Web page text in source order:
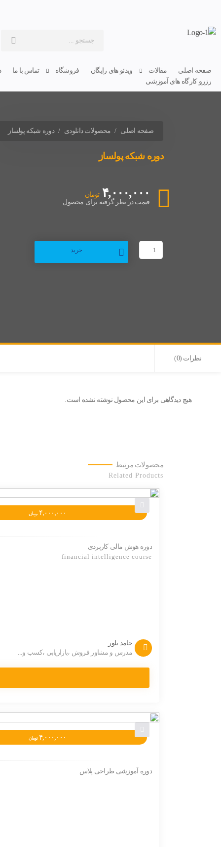
صفحه اصلی مقالات ویدئو های رایگان فروشگاه تماس با ما
رزرو کارگاه های آموزشی
صفحه اصلی محصولات دانلودی دوره شبکه پولساز
دوره شبکه پولساز
۴,۰۰۰,۰۰۰ تومان
قیمت در نظر گرفته برای محصول
خرید
نظرات (0)
هیچ دیدگاهی برای این محصول نوشته نشده است.
محصولات مرتبط
Related Products
۴,۰۰۰,۰۰۰ تومان
دوره هوش مالی کاربردی
financial intelligence course
حامد بلور
مدرس و مشاور فروش ،بازاریابی ،کسب و...
۴,۰۰۰,۰۰۰ تومان
دوره آموزشی طراحی پلاس